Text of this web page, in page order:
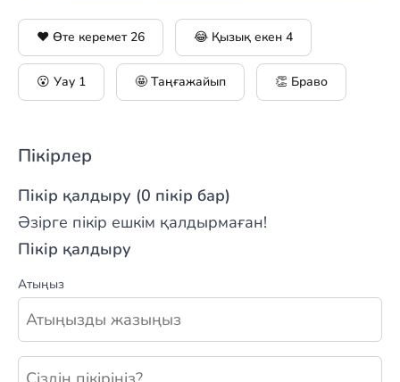
❤️ Өте керемет 26 😂 Қызық екен 4
😮 Уау 1 🤩 Таңғажайып 👏 Браво
Пікірлер
Пікір қалдыру (0 пікір бар)
Әзірге пікір ешкім қалдырмаған!
Пікір қалдыру
Атыңыз
Жаңа пікір қалдыру